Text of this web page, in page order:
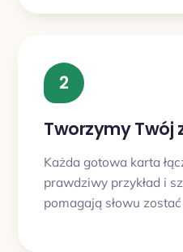
2
Tworzymy Twój
Każda gotowa karta
prawdziwy przykład i
pomagają słowu